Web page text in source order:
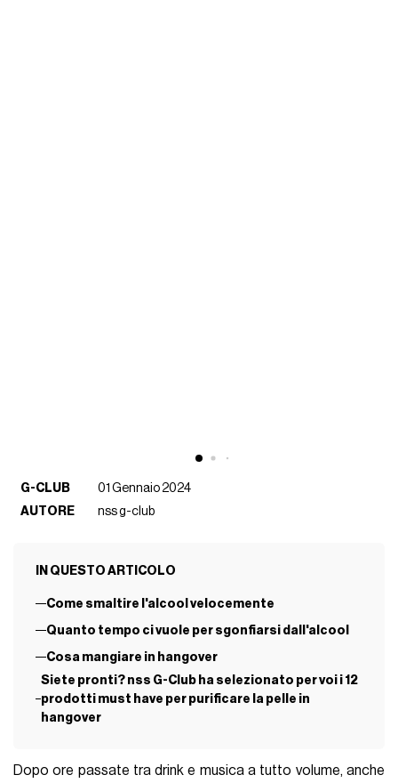
G-CLUB
01 Gennaio 2024
AUTORE
nss g-club
IN QUESTO ARTICOLO
Come smaltire l'alcool velocemente
Quanto tempo ci vuole per sgonfiarsi dall'alcool
Cosa mangiare in hangover
Siete pronti? nss G-Club ha selezionato per voi i 12
prodotti must have per purificare la pelle in
hangover
Dopo ore passate tra drink e musica a tutto volume, anche